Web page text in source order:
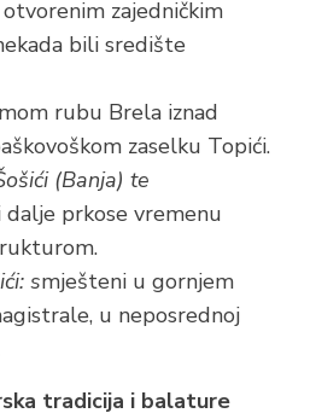
zajedničkim
bili središte
rubu Brela iznad
zaselku Topići.
(Banja) te
dalje prkose vremenu
smješteni u gornjem
u neposrednoj
tradicija i balature